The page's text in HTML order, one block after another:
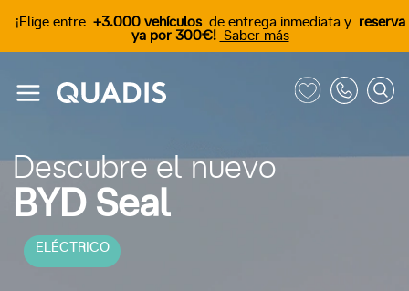
¡Elige entre +3.000 vehículos de entrega inmediata y reserva
ya por 300€! Saber más
Descubre el nuevo
BYD Seal
ELÉCTRICO